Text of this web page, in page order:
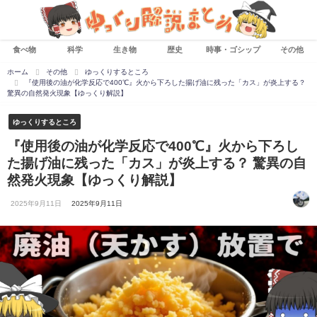
食べ物 科学 生き物 歴史 時事・ゴシップ その他
ホーム その他
ゆっくりするところ
『使用後の油が化学反応で400℃』火から下ろした揚げ油に残った「カス」が炎上する？
驚異の自然発火現象【ゆっくり解説】
ゆっくりするところ
『使用後の油が化学反応で400℃』火から下ろし
た揚げ油に残った「カス」が炎上する？ 驚異の自
然発火現象【ゆっくり解説】
2025年9月11日 2025年9月11日